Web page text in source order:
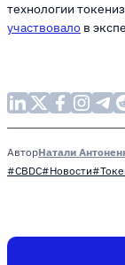
технологии
участвовало в
АвторНатали
#CBDC#Новости